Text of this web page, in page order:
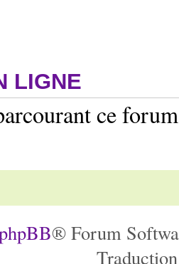
LIGNE
ce
® Forum